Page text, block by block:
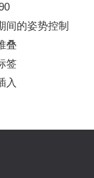
间的姿势控制
叠
签
入